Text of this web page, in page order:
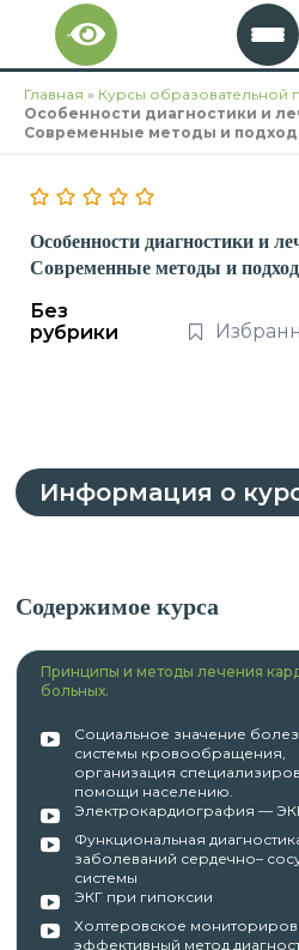
Перейти
содержимому
Главная » Курсы
Особенности диагностики и
Современные методы и
Особенности диагностики и
Современные методы и
Без
рубрики
Информация о
Содержимое курса
Принципы и методы лечения
больных.
Социальное значение
системы кровообращения,
организация
помощи населению.
Электрокардиография —
Функциональная
заболеваний сердечно–
системы
ЭКГ при гипоксии
Холтеровское
эффективный метод